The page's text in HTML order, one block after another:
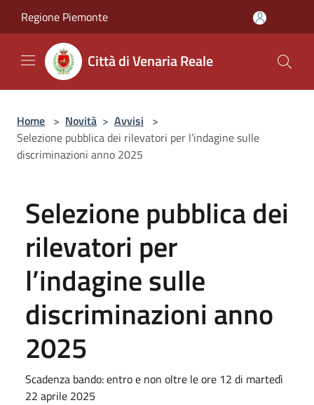
Regione Piemonte
Città di Venaria Reale
Home > Novità > Avvisi >
Selezione pubblica dei rilevatori per l’indagine sulle
discriminazioni anno 2025
Selezione pubblica dei
rilevatori per
l’indagine sulle
discriminazioni anno
2025
Scadenza bando: entro e non oltre le ore 12 di martedì
22 aprile 2025